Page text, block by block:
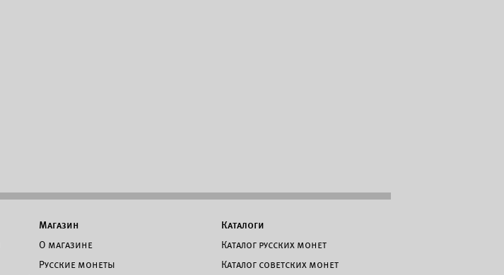
Магазин
О магазине
Русские монеты
Каталоги
Каталог русских монет
Каталог советских монет